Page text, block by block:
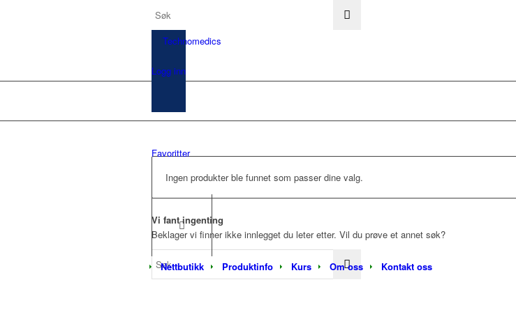
Logg inn
Favoritter
Nettbutikk Produktinfo Kurs Om oss Kontakt oss
Ingen produkter ble funnet som passer dine valg.
Vi fant ingenting
Beklager vi finner ikke innlegget du leter etter. Vil du prøve et annet søk?